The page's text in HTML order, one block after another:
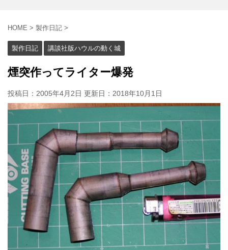
HOME > 製作日記 >
製作日記 講談社版ハウルの動く城
煙突作ってライター爆発
投稿日：2005年4月2日 更新日： 2018年10月1日